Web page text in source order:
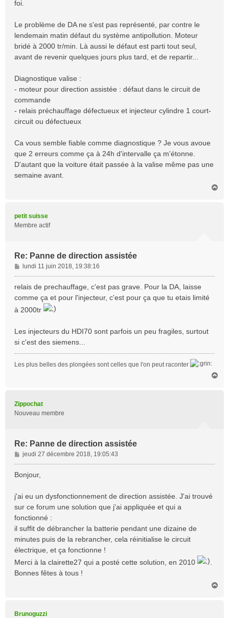
g
foi.
Le problème de DA ne s'est pas représenté, par contre le
lendemain matin défaut du système antipollution. Moteur
bridé à 2000 tr/min. Là aussi le défaut est parti tout seul,
avant de revenir quelques jours plus tard, et de repartir...
Diagnostique valise :
- moteur pour direction assistée : défaut dans le circuit de
commande
- relais préchauffage défectueux et injecteur cylindre 1 court-
circuit ou défectueux
Ca vous semble fiable comme diagnostique ? Je vous avoue
que 2 erreurs comme ça à 24h d'intervalle ça m'étonne.
D'autant que la voiture était passée à la valise même pas une
semaine avant.
petit suisse
Membre actif
Re: Panne de direction assistée
M
e
s
g
lundi 11 juin 2018, 19:38:16
relais de prechauffage, c'est pas grave. Pour la DA, laisse
comme ça et pour l'injecteur, c'est pour ça que tu etais limité
à 2000tr
Les injecteurs du HDI70 sont parfois un peu fragiles, surtout
si c'est des siemens...
Les plus belles des plongées sont celles que l'on peut raconter
Zippochat
Nouveau membre
Re: Panne de direction assistée
M
e
s
g
e
jeudi 27 décembre 2018, 19:05:43
Bonjour,
j'ai eu un dysfonctionnement de direction assistée. J'ai trouvé
sur ce forum une solution que j'ai appliquée et qui a
fonctionné :
il suffit de débrancher la batterie pendant une dizaine de
minutes puis de la rebrancher, cela réinitialise le circuit
électrique, et ça fonctionne !
Merci à la clairette27 qui a posté cette solution, en 2010
Bonnes fêtes à tous !
Brunoguzzi